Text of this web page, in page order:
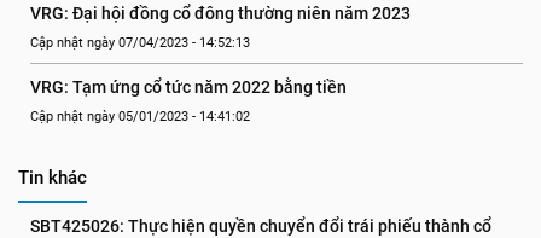
VRG: Đại hội đồng cổ đông thường niên năm 2023
Cập nhật ngày 07/04/2023 - 14:52:13
VRG: Tạm ứng cổ tức năm 2022 bằng tiền
Cập nhật ngày 05/01/2023 - 14:41:02
Tin khác
SBT425026: Thực hiện quyền chuyển đổi trái phiếu thành cổ